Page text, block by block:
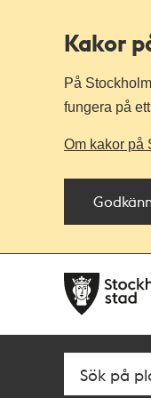
Kakor
På
fungera på
Om kakor på
navigationen
huvudinnehållet
Fritextsök